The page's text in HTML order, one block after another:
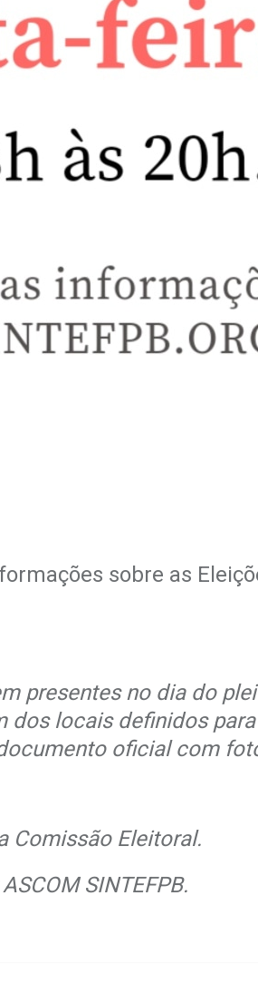
sobre as
presentes no dia do
locais definidos
oficial com
Comissão Eleitoral.
SINTEFPB.